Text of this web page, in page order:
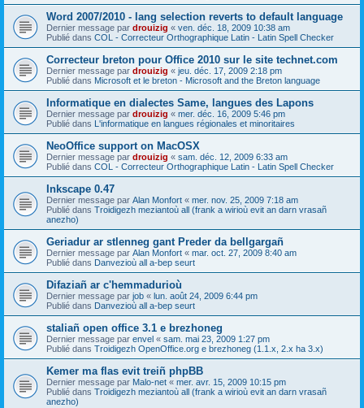
Word 2007/2010 - lang selection reverts to default language
Dernier message par drouizig « ven. déc. 18, 2009 10:38 am
Publié dans COL - Correcteur Orthographique Latin - Latin Spell Checker
Correcteur breton pour Office 2010 sur le site technet.com
Dernier message par drouizig « jeu. déc. 17, 2009 2:18 pm
Publié dans Microsoft et le breton - Microsoft and the Breton language
Informatique en dialectes Same, langues des Lapons
Dernier message par drouizig « mer. déc. 16, 2009 5:46 pm
Publié dans L'informatique en langues régionales et minoritaires
NeoOffice support on MacOSX
Dernier message par drouizig « sam. déc. 12, 2009 6:33 am
Publié dans COL - Correcteur Orthographique Latin - Latin Spell Checker
Inkscape 0.47
Dernier message par Alan Monfort « mer. nov. 25, 2009 7:18 am
Publié dans Troidigezh meziantoù all (frank a wirioù evit an darn vrasañ
anezho)
Geriadur ar stlenneg gant Preder da bellgargañ
Dernier message par Alan Monfort « mar. oct. 27, 2009 8:40 am
Publié dans Danvezioù all a-bep seurt
Difaziañ ar c'hemmadurioù
Dernier message par job « lun. août 24, 2009 6:44 pm
Publié dans Danvezioù all a-bep seurt
staliañ open office 3.1 e brezhoneg
Dernier message par envel « sam. mai 23, 2009 1:27 pm
Publié dans Troidigezh OpenOffice.org e brezhoneg (1.1.x, 2.x ha 3.x)
Kemer ma flas evit treiñ phpBB
Dernier message par Malo-net « mer. avr. 15, 2009 10:15 pm
Publié dans Troidigezh meziantoù all (frank a wirioù evit an darn vrasañ
anezho)